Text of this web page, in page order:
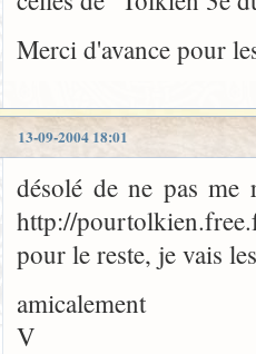
Merci d'avance pour
13-09-2004 18:01
désolé de ne pas me
http://
pour le reste, je vais
amicalement
V